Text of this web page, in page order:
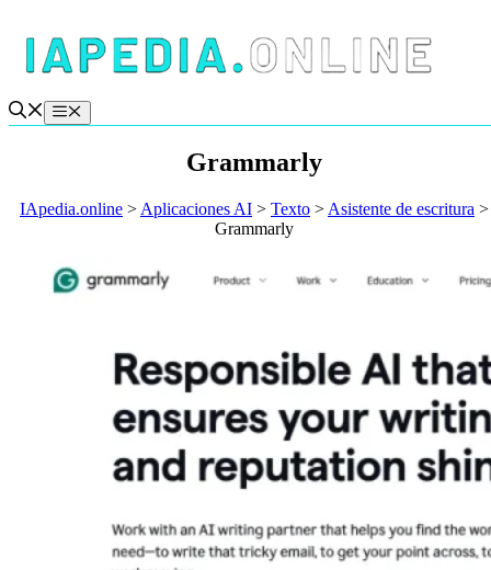
contenido
Menú
Grammarly
IApedia.online > Aplicaciones AI > Texto > Asistente de escritura >
Grammarly